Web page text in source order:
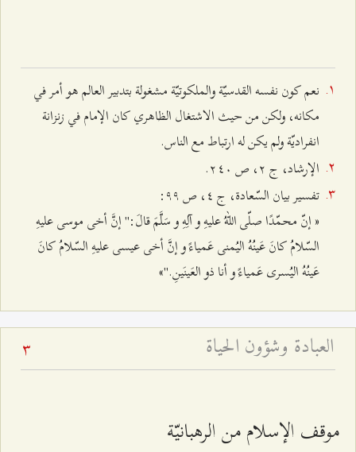
نعم كون نفسه القدسيّة والملكوتيّة مشغولة بتدبير العالم هو أمر في
مكانه، ولكن من حيث الاشتغال الظاهري كان الإمام في زنزانة
انفراديّة ولم يكن له ارتباط مع الناس.
الإرشاد، ج ٢، ص ٢٤۰.
تفسير بيان السّعادة، ج ٤، ص ٩٩:
« إنّ محمّدًا صلّى اللهُ عليهِ و آلِهِ و سَلَّمَ قالَ:" إنَّ أخى موسى عليهِ
السّلامُ كانَ عَينُهُ اليُمنى عَمياءً و إنَّ أخى عيسى عليهِ السّلامُ كانَ
عَينُهُ اليُسرى عَمياءً و أنا ذو العَينَينِ."»
العبادة وشؤون الحياة 3
موقف الإسلام من الرهبانيّة